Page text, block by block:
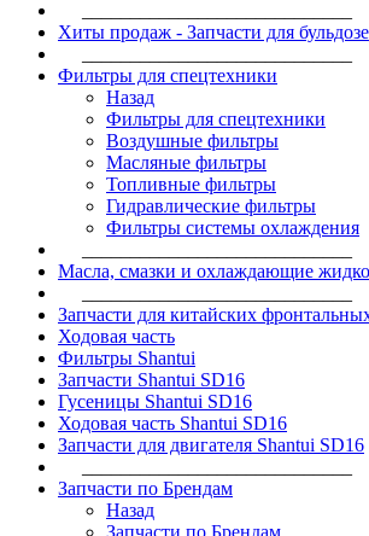
Хиты продаж - Запчасти для
Фильтры для спецтехники
Назад
Фильтры для спецтехники
Воздушные фильтры
Масляные фильтры
Топливные фильтры
Гидравлические фильтры
Фильтры системы охлаждения
Масла, смазки и охлаждающие
Запчасти для китайских
Ходовая часть
Фильтры Shantui
Запчасти Shantui SD16
Гусеницы Shantui SD16
Ходовая часть Shantui SD16
Запчасти для двигателя Shantui SD16
Запчасти по Брендам
Назад
Запчасти по Брендам